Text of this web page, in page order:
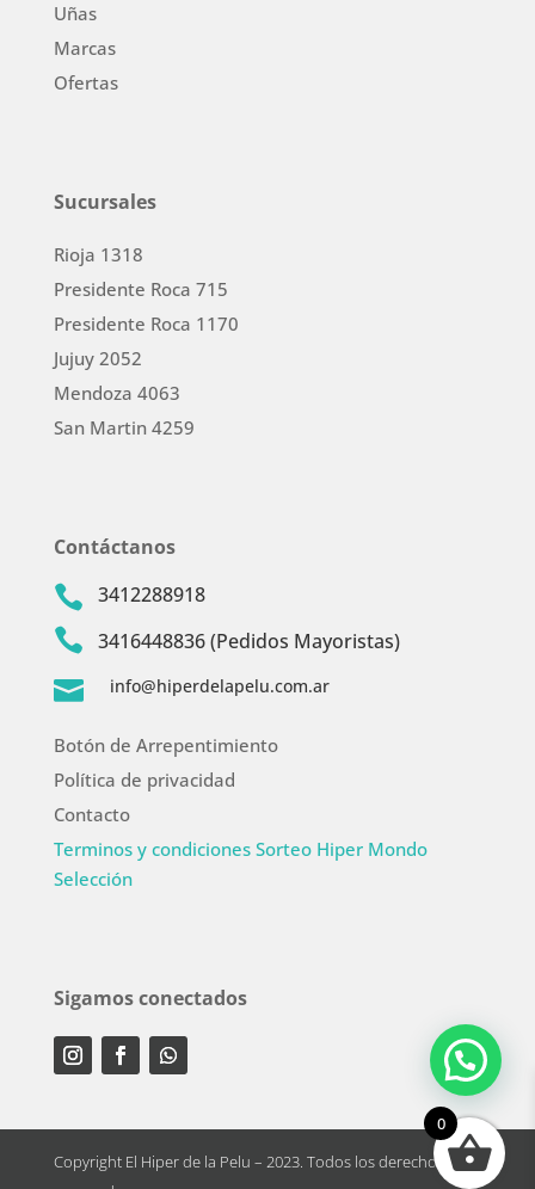
Uñas
Marcas
Ofertas
Sucursales
Rioja 1318
Presidente Roca 715
Presidente Roca 1170
Jujuy 2052
Mendoza 4063
San Martin 4259
Contáctanos
 3412288918
 3416448836 (Pedidos Mayoristas)
 info@hiperdelapelu.com.ar
Botón de Arrepentimiento
Política de privacidad
Contacto
Terminos y condiciones Sorteo Hiper Mondo
Selección
Sigamos conectados
Copyright El Hiper de la Pelu – 2023. Todos los derechos
0